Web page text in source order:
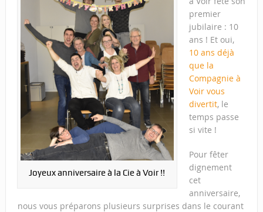
Joyeux anniversaire à la Cie à Voir !!
premier
jubilaire : 10
ans ! Et oui,
10 ans déjà
que la
Compagnie à
Voir vous
divertit, le
temps passe
si vite !
Pour fêter
dignement
cet
anniversaire,
nous vous préparons plusieurs surprises dans le courant